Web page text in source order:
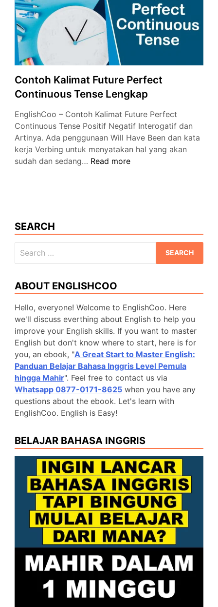
Contoh Kalimat Future Perfect
Continuous Tense Lengkap
EnglishCoo – Contoh Kalimat Future Perfect
Continuous Tense Positif Negatif Interogatif dan
Artinya. Ada penggunaan Will Have Been dan kata
kerja Verbing untuk menyatakan hal yang akan
sudah dan sedang… Contoh
Read more
SEARCH
for:
ABOUT ENGLISHCOO
Hello, everyone! Welcome to EnglishCoo. Here
we'll discuss everthing about English to help you
improve your English skills. If you want to master
English but don't know where to start, here is for
you, an ebook, "A Great Start to Master English:
Panduan Belajar Bahasa Inggris Level Pemula
hingga Mahir". Feel free to contact us via
Whatsapp 0877-0171-8625 when you have any
questions about the ebook. Let's learn with
EnglishCoo. English is Easy!
BELAJAR BAHASA INGGRIS